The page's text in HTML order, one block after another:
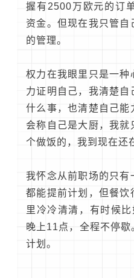
握有2500万欧元的订
资金。但现在我只管
的管理。
权力在我眼里只是一种
力证明自己，我清楚
什么事，也清楚自己能
会称自己是大厨，我
个做饭的，我到现在还
我怀念从前职场的只有
都能提前计划，但餐饮
里冷冷清清，有时候
晚上11点，全程不停
计划。